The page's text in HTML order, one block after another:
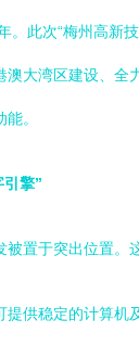
。此次“梅州高新
大湾区建设、
。
擎”
置于突出位置。
提供稳定的计算